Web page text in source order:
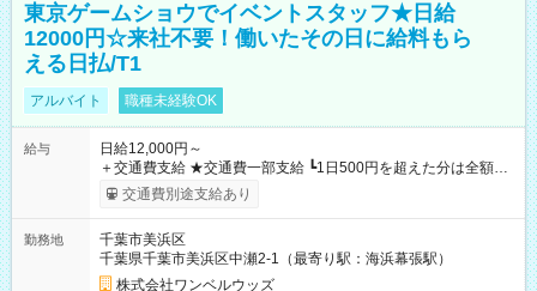
東京ゲームショウでイベントスタッフ★日給
12000円☆来社不要！働いたその日に給料もら
える日払/T1
アルバイト 職種未経験OK
給与
日給12,000円～
＋交通費支給 ★交通費一部支給 ┗1日500円を超えた分は全額支
給！ ※往復500円以内の方は自己負担となります ★日払いOK！
（規定あり） ┗働いたその日に現金GET♪ お仕事後はコンビニ
なし
交通費別途支給あり
勤務地
千葉市美浜区
千葉県千葉市美浜区中瀬2-1（最寄り駅：海浜幕張駅）
株式会社ワンベルウッズ